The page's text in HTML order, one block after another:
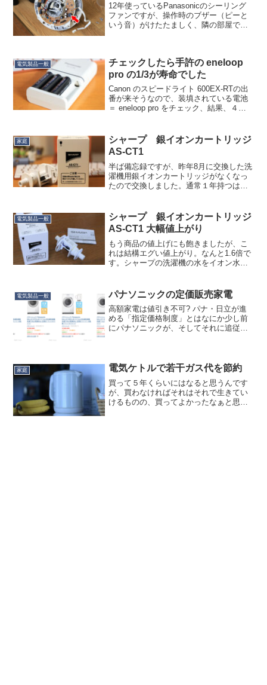
12年使っているPanasonicのシーリング
ファンですが、操作時のブザー（ピーと
いう音）がけたたましく、隣の部屋で寝
ょう。これをか...
電気製品一般
チェックしたら手許の eneloop
pro の1/3が寿命でした
Canon のスピードライト 600EX-RTの出
番が来そうなので、装填されている電池
＝ eneloop pro をチェック、結果、４本
命を迎える頃か…と...
家庭
シャープ 銀イオンカートリッジ
AS-CT1
半ば備忘録ですが、昨年8月に交換した洗
濯機用銀イオンカートリッジがなくなっ
たので交換しました。通常１年持つはず
１日１回ですみ、あとは１日２回）くら
いが平均なので、水...
電気製品一般
シャープ 銀イオンカートリッジ
AS-CT1 大幅値上がり
もう商品の値上げにも飽きましたが、こ
れは結構エグい値上がり。なんと1.6倍で
す。シャープの洗濯機の水をイオン水に
が…。昨年４月→3,140円今年７月
→5,030円（160%...
電気製品一般 パナソニックの定価販売家電
高額家電は値引き不可? パナ・日立が進
める「指定価格制度」とはなにか少し前
にパナソニックが、そしてそれに追従し
Apple製品やゲーム...
家庭 電気ケトルで若干ガス代を節約
買って５年くらいにはなると思うんです
が、買わなければそれはそれで生きてい
けるものの、買ってよかったなぁと思う